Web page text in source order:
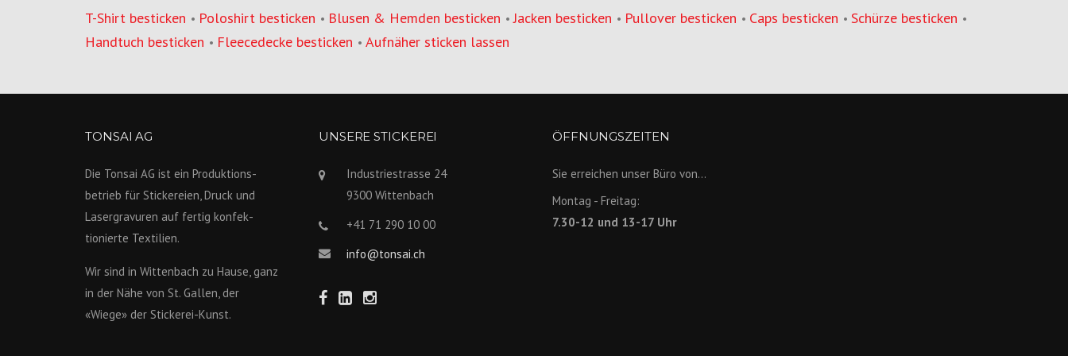
T-Shirt besticken • Poloshirt besticken • Blusen & Hemden besticken •Jacken besticken • Pullover besticken • Caps besticken • Schürze besticken •
Handtuch besticken • Fleecedecke besticken • Aufnäher sticken lassen
TONSAI AG
Die Tonsai AG ist ein Produktions­
betrieb für Stickereien, Druck und
Lasergravuren auf fertig konfek­
tionierte Textilien.
Wir sind in Wittenbach zu Hause, ganz
in der Nähe von St. Gallen, der
«Wiege» der Stickerei-Kunst.
UNSERE STICKEREI
Industriestrasse 24
9300 Wittenbach
+41 71 290 10 00
info@tonsai.ch
ÖFFNUNGSZEITEN
Sie erreichen unser Büro von...
Montag - Freitag:
7.30-12 und 13-17 Uhr